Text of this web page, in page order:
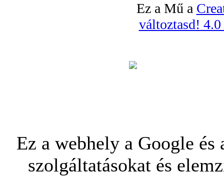
Ez a Mű a
változtasd!
Ez a webhely a Google
szolgáltatásokat és